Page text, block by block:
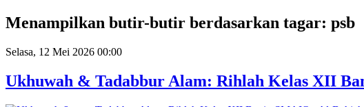
Menampilkan butir-butir berdasarkan tagar: psb
Selasa, 12 Mei 2026 00:00
Ukhuwah & Tadabbur Alam: Rihlah Kelas XII